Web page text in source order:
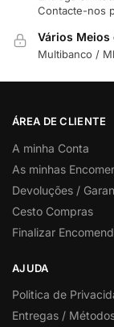
Contacte-nos
Vários Meios
Multibanco /
ÁREA DE CLIENTE
A minha Conta
As minhas
Devoluções /
Cesto Compras
Finalizar
AJUDA
Politica de
Entregas /